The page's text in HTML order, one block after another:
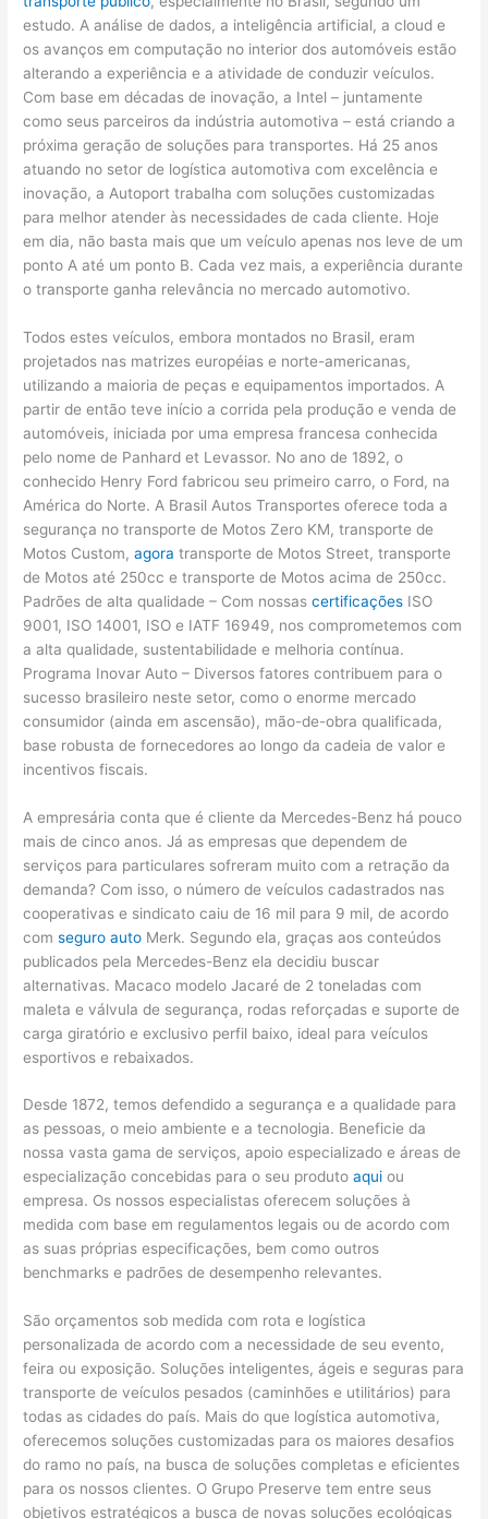
estudo. A análise de dados, a inteligência artificial, a cloud e
os avanços em computação no interior dos automóveis estão
alterando a experiência e a atividade de conduzir veículos.
Com base em décadas de inovação, a Intel – juntamente
como seus parceiros da indústria automotiva – está criando a
próxima geração de soluções para transportes. Há 25 anos
atuando no setor de logística automotiva com excelência e
inovação, a Autoport trabalha com soluções customizadas
para melhor atender às necessidades de cada cliente. Hoje
em dia, não basta mais que um veículo apenas nos leve de um
ponto A até um ponto B. Cada vez mais, a experiência durante
o transporte ganha relevância no mercado automotivo.
Todos estes veículos, embora montados no Brasil, eram
projetados nas matrizes européias e norte-americanas,
utilizando a maioria de peças e equipamentos importados. A
partir de então teve início a corrida pela produção e venda de
automóveis, iniciada por uma empresa francesa conhecida
pelo nome de Panhard et Levassor. No ano de 1892, o
conhecido Henry Ford fabricou seu primeiro carro, o Ford, na
América do Norte. A Brasil Autos Transportes oferece toda a
segurança no transporte de Motos Zero KM, transporte de
Motos Custom,agora transporte de Motos Street, transporte
de Motos até 250cc e transporte de Motos acima de 250cc.
Padrões de alta qualidade – Com nossascertificações ISO
9001, ISO 14001, ISO e IATF 16949, nos comprometemos com
a alta qualidade, sustentabilidade e melhoria contínua.
Programa Inovar Auto – Diversos fatores contribuem para o
sucesso brasileiro neste setor, como o enorme mercado
consumidor (ainda em ascensão), mão-de-obra qualificada,
base robusta de fornecedores ao longo da cadeia de valor e
incentivos fiscais.
A empresária conta que é cliente da Mercedes-Benz há pouco
mais de cinco anos. Já as empresas que dependem de
serviços para particulares sofreram muito com a retração da
demanda? Com isso, o número de veículos cadastrados nas
cooperativas e sindicato caiu de 16 mil para 9 mil, de acordo
comseguro auto Merk. Segundo ela, graças aos conteúdos
publicados pela Mercedes-Benz ela decidiu buscar
alternativas. Macaco modelo Jacaré de 2 toneladas com
maleta e válvula de segurança, rodas reforçadas e suporte de
carga giratório e exclusivo perfil baixo, ideal para veículos
esportivos e rebaixados.
Desde 1872, temos defendido a segurança e a qualidade para
as pessoas, o meio ambiente e a tecnologia. Beneficie da
nossa vasta gama de serviços, apoio especializado e áreas de
especialização concebidas para o seu produtoaqui ou
empresa. Os nossos especialistas oferecem soluções à
medida com base em regulamentos legais ou de acordo com
as suas próprias especificações, bem como outros
benchmarks e padrões de desempenho relevantes.
São orçamentos sob medida com rota e logística
personalizada de acordo com a necessidade de seu evento,
feira ou exposição. Soluções inteligentes, ágeis e seguras para
transporte de veículos pesados (caminhões e utilitários) para
todas as cidades do país. Mais do que logística automotiva,
oferecemos soluções customizadas para os maiores desafios
do ramo no país, na busca de soluções completas e eficientes
para os nossos clientes. O Grupo Preserve tem entre seus
objetivos estratégicos a busca de novas soluções ecológicas